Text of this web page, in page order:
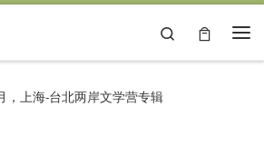
Search
，上海-台北两岸文学营专辑